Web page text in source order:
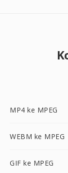
MP4 ke MPEG
WEBM ke MPEG
GIF ke MPEG